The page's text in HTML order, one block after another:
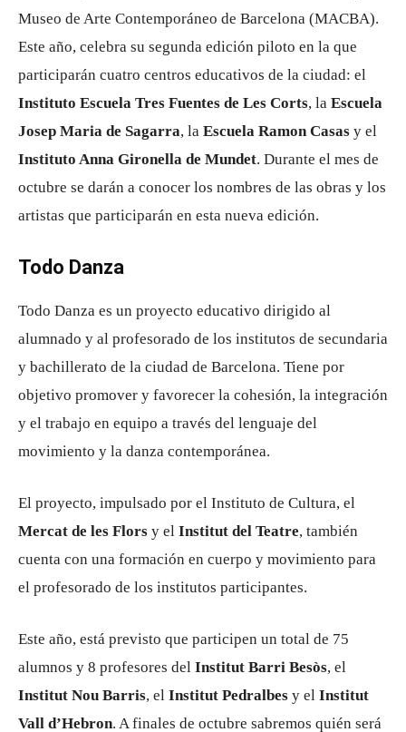
Museo de Arte Contemporáneo de Barcelona (MACBA).
Este año, celebra su segunda edición piloto en la que
participarán cuatro centros educativos de la ciudad: el
Instituto Escuela Tres Fuentes de Les Corts, la Escuela
Josep Maria de Sagarra, la Escuela Ramon Casas y el
Instituto Anna Gironella de Mundet. Durante el mes de
octubre se darán a conocer los nombres de las obras y los
artistas que participarán en esta nueva edición.
Todo Danza
Todo Danza es un proyecto educativo dirigido al
alumnado y al profesorado de los institutos de secundaria
y bachillerato de la ciudad de Barcelona. Tiene por
objetivo promover y favorecer la cohesión, la integración
y el trabajo en equipo a través del lenguaje del
movimiento y la danza contemporánea.
El proyecto, impulsado por el Instituto de Cultura, el
Mercat de les Flors y el Institut del Teatre, también
cuenta con una formación en cuerpo y movimiento para
el profesorado de los institutos participantes.
Este año, está previsto que participen un total de 75
alumnos y 8 profesores del Institut Barri Besòs, el
Institut Nou Barris, el Institut Pedralbes y el Institut
Vall d’Hebron. A finales de octubre sabremos quién será